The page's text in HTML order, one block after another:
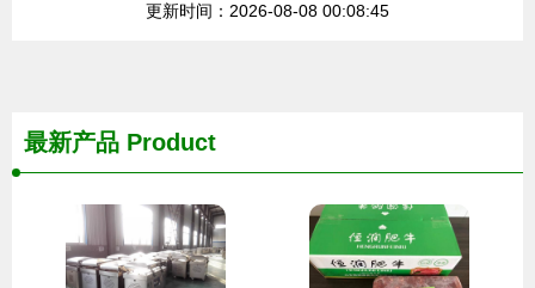
更新时间：2026-08-08 00:08:45
最新产品 Product